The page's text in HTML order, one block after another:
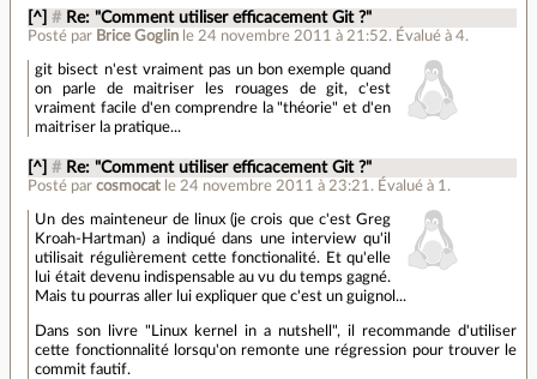
[^] # Re: "Comment utiliser efficacement Git ?"
Posté par Brice Goglin le 24 novembre 2011 à 21:52. Évalué à4.
git bisect n'est vraiment pas un bon exemple quand
on parle de maitriser les rouages de git, c'est
vraiment facile d'en comprendre la "théorie" et d'en
maitriser la pratique...
[^] # Re: "Comment utiliser efficacement Git ?"
Posté parcosmocat le 24 novembre 2011 à 23:21 . Évalué à 1 .
Un des mainteneur de linux (je crois que c'est Greg
Kroah-Hartman) a indiqué dans une interview qu'il
utilisait régulièrement cette fonctionalité. Et qu'elle
lui était devenu indispensable au vu du temps gagné.
Mais tu pourras aller lui expliquer que c'est un guignol...
Dans son livre "Linux kernel in a nutshell", il recommande d'utiliser
cette fonctionnalité lorsqu'on remonte une régression pour trouver le
commit fautif.